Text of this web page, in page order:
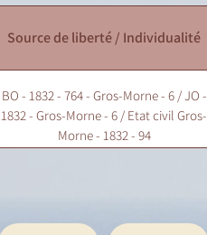
Source de liberté / Individualité
BO - 1832 - 764 - Gros-Morne - 6 / JO -
1832 - Gros-Morne - 6 / Etat civil Gros-
Morne - 1832 - 94